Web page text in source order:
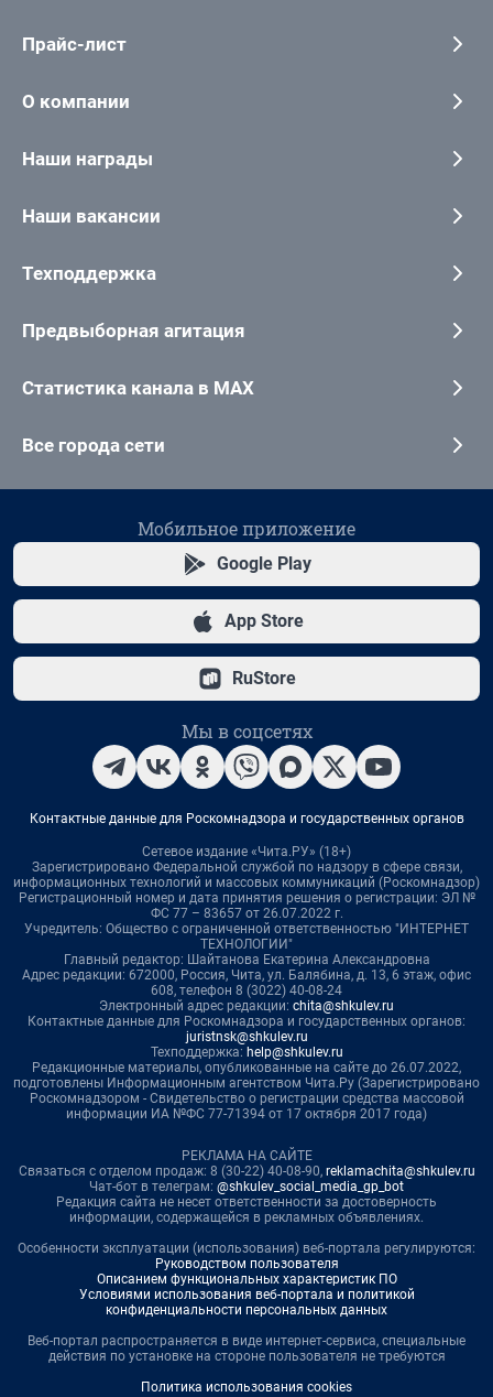
Прайс-лист
О компании
Наши награды
Наши вакансии
Техподдержка
Предвыборная агитация
Статистика канала в MAX
Все города сети
Мобильное приложение
Google Play
App Store
RuStore
Мы в соцсетях
Контактные данные для Роскомнадзора и государственных органов
Сетевое издание «Чита.РУ» (18+)
Зарегистрировано Федеральной службой по надзору в сфере связи,
информационных технологий и массовых коммуникаций (Роскомнадзор)
Регистрационный номер и дата принятия решения о регистрации: ЭЛ №
ФС 77 – 83657 от 26.07.2022 г.
Учредитель: Общество с ограниченной ответственностью "ИНТЕРНЕТ
ТЕХНОЛОГИИ"
Главный редактор: Шайтанова Екатерина Александровна
Адрес редакции: 672000, Россия, Чита, ул. Балябина, д. 13, 6 этаж, офис
608, телефон 8 (3022) 40-08-24
Электронный адрес редакции: chita@shkulev.ru
Контактные данные для Роскомнадзора и государственных органов:
juristnsk@shkulev.ru
Техподдержка: help@shkulev.ru
Редакционные материалы, опубликованные на сайте до 26.07.2022,
подготовлены Информационным агентством Чита.Ру (Зарегистрировано
Роскомнадзором - Свидетельство о регистрации средства массовой
информации ИА №ФС 77-71394 от 17 октября 2017 года)
РЕКЛАМА НА САЙТЕ
Связаться с отделом продаж: 8 (30-22) 40-08-90, reklamachita@shkulev.ru
Чат-бот в телеграм: @shkulev_social_media_gp_bot
Редакция сайта не несет ответственности за достоверность
информации, содержащейся в рекламных объявлениях.
Особенности эксплуатации (использования) веб-портала регулируются:
Руководством пользователя
Описанием функциональных характеристик ПО
Условиями использования веб-портала и политикой
конфиденциальности персональных данных
Веб-портал распространяется в виде интернет-сервиса, специальные
действия по установке на стороне пользователя не требуются
Политика использования cookies